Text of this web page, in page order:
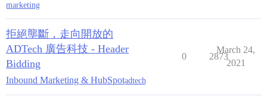
marketing
拒絕壟斷，走向開放的
ADTech 廣告科技 - Header
Bidding
Inbound Marketing & HubSpotadtech
0 2873
March 24,
2021